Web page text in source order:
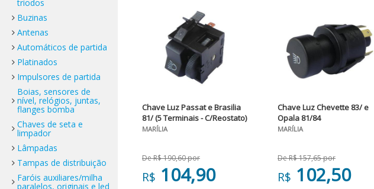
triodos
Buzinas
Antenas
Automáticos de partida
Platinados
Impulsores de partida
Boias, sensores de
nível, relógios, juntas,
flanges bomba
Chaves de seta e
limpador
Lâmpadas
Tampas de distribuição
Faróis auxiliares/milha
paralelos, originais e led
Chave Luz Passat e Brasilia
81/ (5 Terminais - C/Reostato)
MARÍLIA
De R$ 190,60 por
R$ 104,90
Chave Luz Chevette 83/ e
Opala 81/84
MARÍLIA
De R$ 157,65 por
R$ 102,50